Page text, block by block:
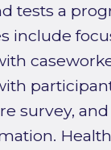
tests a
include
survey,